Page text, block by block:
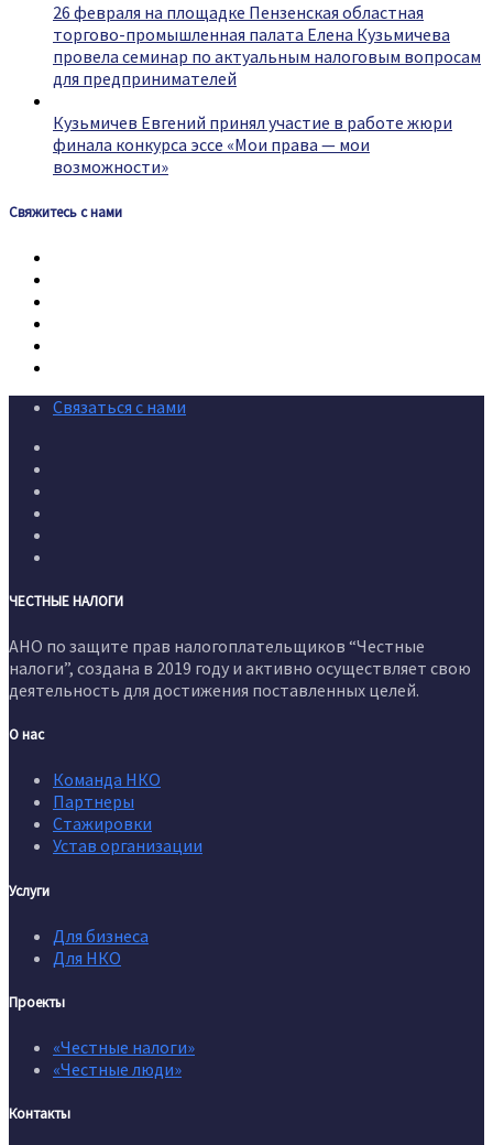
26 февраля на площадке Пензенская областная
торгово-промышленная палата Елена Кузьмичева
провела семинар по актуальным налоговым вопросам
для предпринимателей
Кузьмичев Евгений принял участие в работе жюри
финала конкурса эссе «Мои права — мои
возможности»
Свяжитесь с нами
Связаться с нами
ЧЕСТНЫЕ НАЛОГИ
АНО по защите прав налогоплательщиков “Честные
налоги”, создана в 2019 году и активно осуществляет свою
деятельность для достижения поставленных целей.
О нас
Команда НКО
Партнеры
Стажировки
Устав организации
Услуги
Для бизнеса
Для НКО
Проекты
«Честные налоги»
«Честные люди»
Контакты